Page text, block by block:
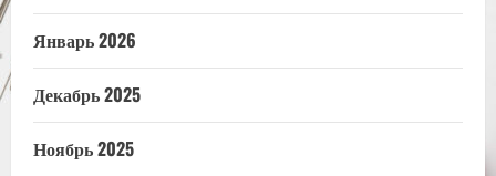
Январь 2026
Декабрь 2025
Ноябрь 2025